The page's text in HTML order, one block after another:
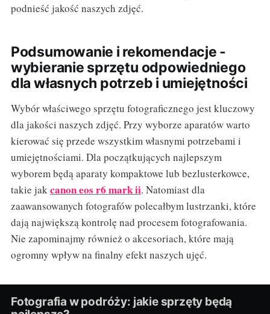
podnieść jakość naszych zdjęć.
Podsumowanie i rekomendacje -
wybieranie sprzętu odpowiedniego
dla własnych potrzeb i umiejętności
Wybór właściwego sprzętu fotograficznego jest kluczowy
dla jakości naszych zdjęć. Przy wyborze aparatów warto
kierować się przede wszystkim własnymi potrzebami i
umiejętnościami. Dla początkujących najlepszym
wyborem będą aparaty kompaktowe lub bezlusterkowce,
takie jakcanon eos r6 mark ii. Natomiast dla
zaawansowanych fotografów polecałbym lustrzanki, które
dają największą kontrolę nad procesem fotografowania.
Nie zapominajmy również o akcesoriach, które mają
ogromny wpływ na finalny efekt naszych ujęć.
Fotografia w podróży: jakie sprzęty będą